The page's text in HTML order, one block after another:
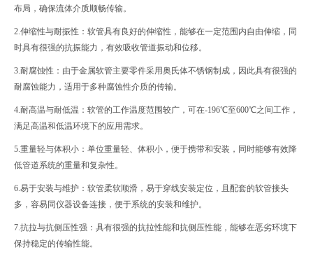
布局，确保流体介质顺畅传输。
2.伸缩性与耐振性：软管具有良好的伸缩性，能够在一定范围内自由伸缩，同
时具有很强的抗振能力，有效吸收管道振动和位移。
3.耐腐蚀性：由于金属软管主要零件采用奥氏体不锈钢制成，因此具有很强的
耐腐蚀能力，适用于多种腐蚀性介质的传输。
4.耐高温与耐低温：软管的工作温度范围较广，可在-196℃至600℃之间工作，
满足高温和低温环境下的应用需求。
5.重量轻与体积小：单位重量轻、体积小，便于携带和安装，同时能够有效降
低管道系统的重量和复杂性。
6.易于安装与维护：软管柔软顺滑，易于穿线安装定位，且配套的软管接头
多，容易同仪器设备连接，便于系统的安装和维护。
7.抗拉与抗侧压性强：具有很强的抗拉性能和抗侧压性能，能够在恶劣环境下
保持稳定的传输性能。